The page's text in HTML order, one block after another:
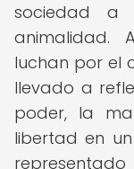
sociedad
animalidad.
luchan por el
llevado a
poder, la
libertad en